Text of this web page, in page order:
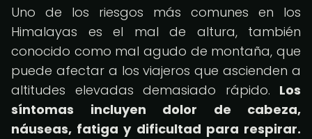
Uno de los riesgos más comunes en los
Himalayas es el mal de altura, también
conocido como mal agudo de montaña, que
puede afectar a los viajeros que ascienden a
altitudes elevadas demasiado rápido. Los
síntomas incluyen dolor de cabeza,
náuseas, fatiga y dificultad para respirar.